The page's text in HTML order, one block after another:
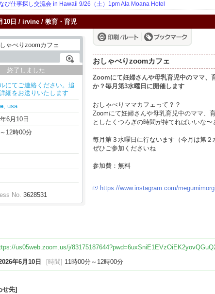
び仕事探し交流会 in Hawaii 9/26（土）1pm Ala Moana Hotel
10日 / irvine / 教育・育児
終了しました
にてご連絡ください。追
細をお送りいたします
, usa
6月10日
12時00分
No. 3628531
おしゃべりzoomカフェ
Zoomにて妊婦さんや母乳育児中のママ、
か？毎月第3水曜日に開催します
おしゃべりママカフェって？？
Zoomにて妊婦さんや母乳育児中のママ、
としたくつろぎの時間が持てればいいな〜
毎月第３水曜日に行ないます（今月は第２
ぜひご参加くださいね
参加費：無料
https://www.instagram.com/
us05web.zoom.us/j/
年6月10日 [時間] 11時00分～12時00分
せ先]